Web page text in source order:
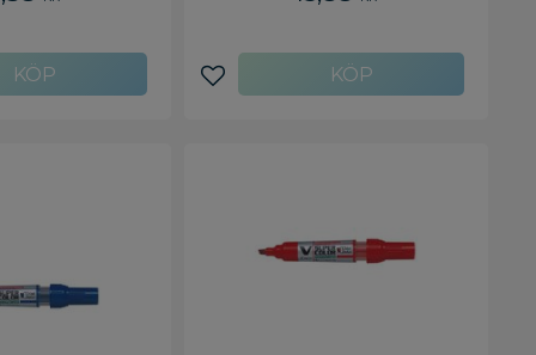
utan huv en hel dag utan att torka
Lägg till i favoriter